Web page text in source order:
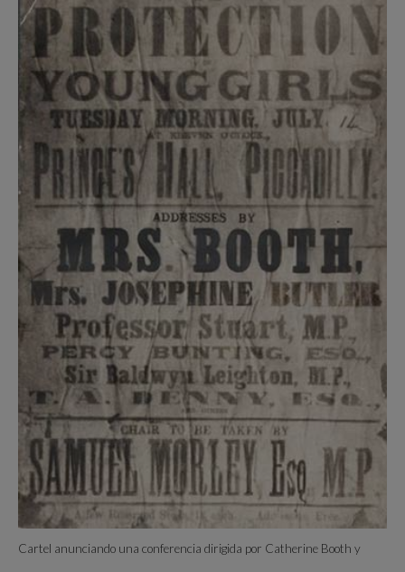
Cartel anunciando una conferencia dirigida por Catherine Booth y